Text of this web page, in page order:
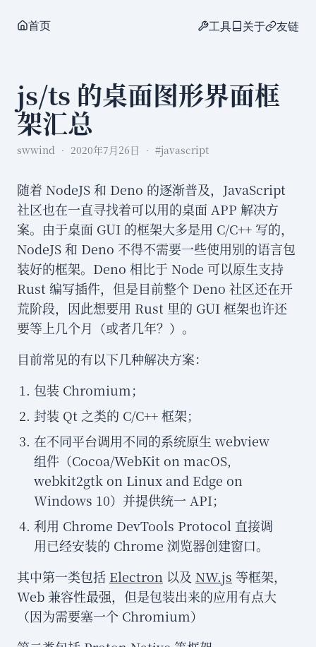
首页 工具 关于 友链
js/ts 的桌面图形界面框
架汇总
swwind 2020年7月26日 #javascript
随着 NodeJS 和 Deno 的逐渐普及，JavaScript
社区也在一直寻找着可以用的桌面 APP 解决方
案。由于桌面 GUI 的框架大多是用 C/C++ 写的，
NodeJS 和 Deno 不得不需要一些使用别的语言包
装好的框架。Deno 相比于 Node 可以原生支持
Rust 编写插件，但是目前整个 Deno 社区还在开
荒阶段，因此想要用 Rust 里的 GUI 框架也许还
要等上几个月（或者几年？）。
目前常见的有以下几种解决方案：
包装 Chromium；
封装 Qt 之类的 C/C++ 框架；
在不同平台调用不同的系统原生 webview
组件（Cocoa/WebKit on macOS,
webkit2gtk on Linux and Edge on
Windows 10）并提供统一 API；
利用 Chrome DevTools Protocol 直接调
用已经安装的 Chrome 浏览器创建窗口。
其中第一类包括 Electron 以及 NW.js 等框架，
Web 兼容性最强，但是包装出来的应用有点大
（因为需要塞一个 Chromium）